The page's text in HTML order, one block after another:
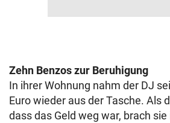
Zehn Benzos zur Beruhigung
In ihrer Wohnung nahm der DJ
Euro wieder aus der Tasche. Als
dass das Geld weg war, brach sie